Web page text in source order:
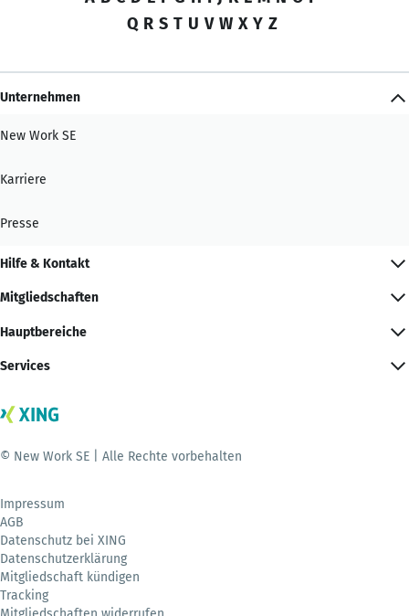
Q R S T U V W X Y Z
Unternehmen
New Work SE
Karriere
Presse
Hilfe & Kontakt
Mitgliedschaften
Hauptbereiche
Services
© New Work SE | Alle Rechte vorbehalten
Impressum
AGB
Datenschutz bei XING
Datenschutzerklärung
Mitgliedschaft kündigen
Tracking